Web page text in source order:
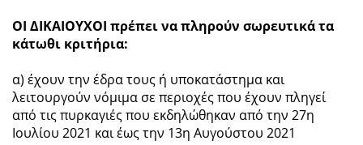
ΟΙ ΔΙΚΑΙΟΥΧΟΙ πρέπει να πληρούν σωρευτικά τα
κάτωθι κριτήρια:
α) έχουν την έδρα τους ή υποκατάστημα και
λειτουργούν νόμιμα σε περιοχές που έχουν πληγεί
από τις πυρκαγιές που εκδηλώθηκαν από την 27η
Ιουλίου 2021 και έως την 13η Αυγούστου 2021